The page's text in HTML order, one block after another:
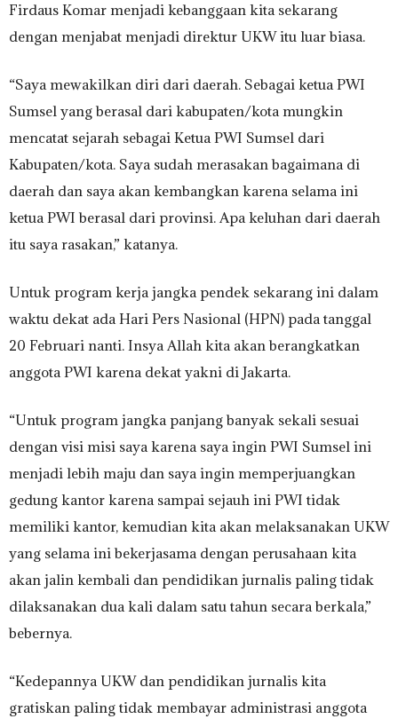
Firdaus Komar menjadi kebanggaan kita sekarang
dengan menjabat menjadi direktur UKW itu luar biasa.
“Saya mewakilkan diri dari daerah. Sebagai ketua PWI
Sumsel yang berasal dari kabupaten/kota mungkin
mencatat sejarah sebagai Ketua PWI Sumsel dari
Kabupaten/kota. Saya sudah merasakan bagaimana di
daerah dan saya akan kembangkan karena selama ini
ketua PWI berasal dari provinsi. Apa keluhan dari daerah
itu saya rasakan,” katanya.
Untuk program kerja jangka pendek sekarang ini dalam
waktu dekat ada Hari Pers Nasional (HPN) pada tanggal
20 Februari nanti. Insya Allah kita akan berangkatkan
anggota PWI karena dekat yakni di Jakarta.
“Untuk program jangka panjang banyak sekali sesuai
dengan visi misi saya karena saya ingin PWI Sumsel ini
menjadi lebih maju dan saya ingin memperjuangkan
gedung kantor karena sampai sejauh ini PWI tidak
memiliki kantor, kemudian kita akan melaksanakan UKW
yang selama ini bekerjasama dengan perusahaan kita
akan jalin kembali dan pendidikan jurnalis paling tidak
dilaksanakan dua kali dalam satu tahun secara berkala,”
bebernya.
“Kedepannya UKW dan pendidikan jurnalis kita
gratiskan paling tidak membayar administrasi anggota